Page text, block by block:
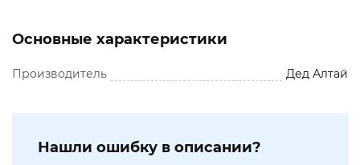
Основные характеристики
Производитель Дед Алтай
Нашли ошибку в описании?